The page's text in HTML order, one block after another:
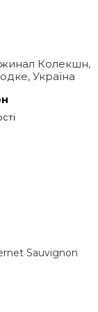
Колекшн,
Україна